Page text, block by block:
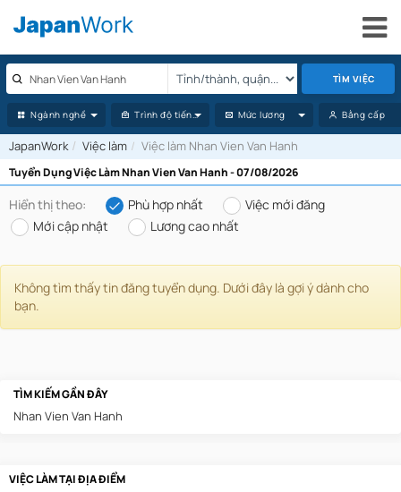
TÌM VIỆC
Ngành nghề Trình độ tiếng Nhật Mức lương Bằng cấp
JapanWork Việc làm Việc làm Nhan Vien Van Hanh
Tuyển Dụng Việc Làm Nhan Vien Van Hanh - 07/08/2026
Hiển thị theo: Phù hợp nhất
Việc mới đăng
Mới cập nhật
Lương cao nhất
Không tìm thấy tin đăng tuyển dụng. Dưới đây là gợi ý dành cho
bạn.
TÌM KIẾM GẦN ĐÂY
Nhan Vien Van Hanh
VIỆC LÀM TẠI ĐỊA ĐIỂM